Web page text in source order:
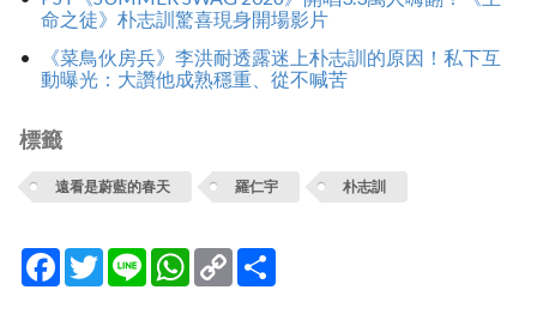
命之徒》朴志訓驚喜現身開場影片
《菜鳥伙房兵》李洪耐透露迷上朴志訓的原因！私下互
動曝光：大讚他成熟穩重、從不喊苦
標籤
遠看是蔚藍的春天 羅仁宇 朴志訓
Facebook
TwitterLine WhatsApp
Copy
Link